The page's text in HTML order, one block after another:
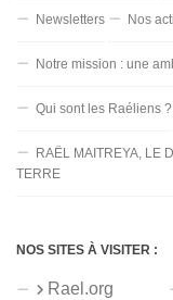
Newsletters Nos
Notre mission : une
Qui sont les Raéliens ?
RAËL MAITREYA, LE
TERRE
NOS SITES À VISITER :
Rael.org